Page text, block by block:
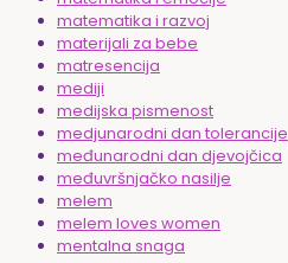
matematika i razvoj
materijali za bebe
matresencija
mediji
medijska pismenost
medjunarodni dan tolerancije
međunarodni dan djevojčica
međuvršnjačko nasilje
melem
melem loves women
mentalna snaga